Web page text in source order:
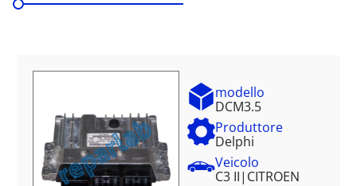
modello
DCM3.5
Produttore
Delphi
Veicolo
C3 II| CITROEN